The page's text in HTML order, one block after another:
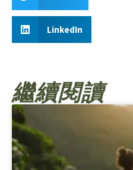
LinkedIn
繼續閱讀